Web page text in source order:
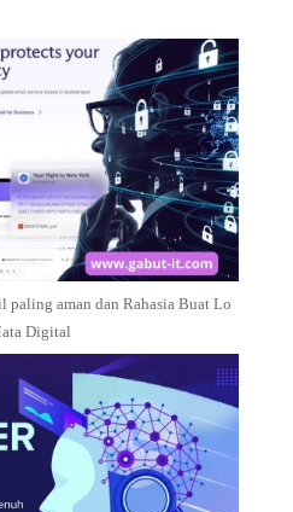
paling aman dan Rahasia Buat Lo
Digital